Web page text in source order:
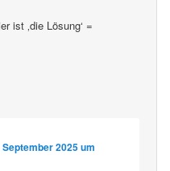
ist ‚die Lösung‘ =
September 2025 um